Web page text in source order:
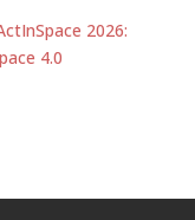
2026:
4.0